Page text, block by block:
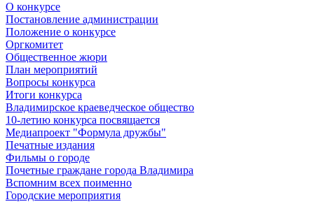
О конкурсе
Постановление администрации
Положение о конкурсе
Оргкомитет
Общественное жюри
План мероприятий
Вопросы конкурса
Итоги конкурса
Владимирское краеведческое общество
10-летию конкурса посвящается
Медиапроект "Формула дружбы"
Печатные издания
Фильмы о городе
Почетные граждане города Владимира
Вспомним всех поименно
Городские мероприятия